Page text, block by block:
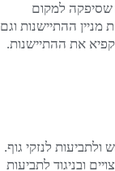
שסיפקה למקום
ההתיישנות וגם
את ההתיישנות.
ולתביעות לנזקי גוף.
ובניגוד לתביעות